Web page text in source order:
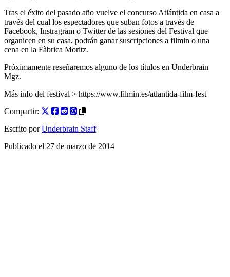
Tras el éxito del pasado año vuelve el concurso Atlántida en casa a
través del cual los espectadores que suban fotos a través de
Facebook, Instragram o Twitter de las sesiones del Festival que
organicen en su casa, podrán ganar suscripciones a filmin o una
cena en la Fàbrica Moritz.
Próximamente reseñaremos alguno de los títulos en Underbrain
Mgz.
Más info del festival > https://www.filmin.es/atlantida-film-fest
Compartir:
Escrito por Underbrain Staff
Publicado el 27 de marzo de 2014